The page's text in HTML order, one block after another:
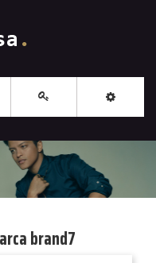
brand7